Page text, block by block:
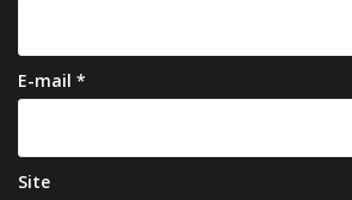
E-mail *
Site